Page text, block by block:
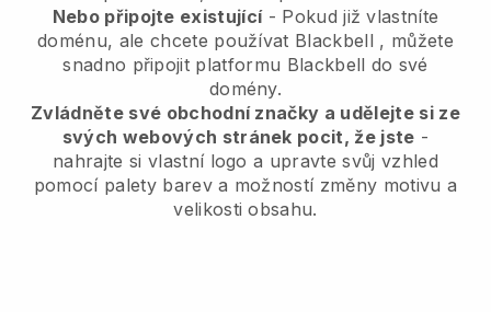
Nebo připojte existující- Pokud již vlastníte
doménu, ale chcete používat Blackbell , můžete
snadno připojit platformu Blackbell do své
domény.
Zvládněte své obchodní značky a udělejte si ze
svých webových stránek pocit, že jste -
nahrajte si vlastní logo a upravte svůj vzhled
pomocí palety barev a možností změny motivu a
velikosti obsahu.